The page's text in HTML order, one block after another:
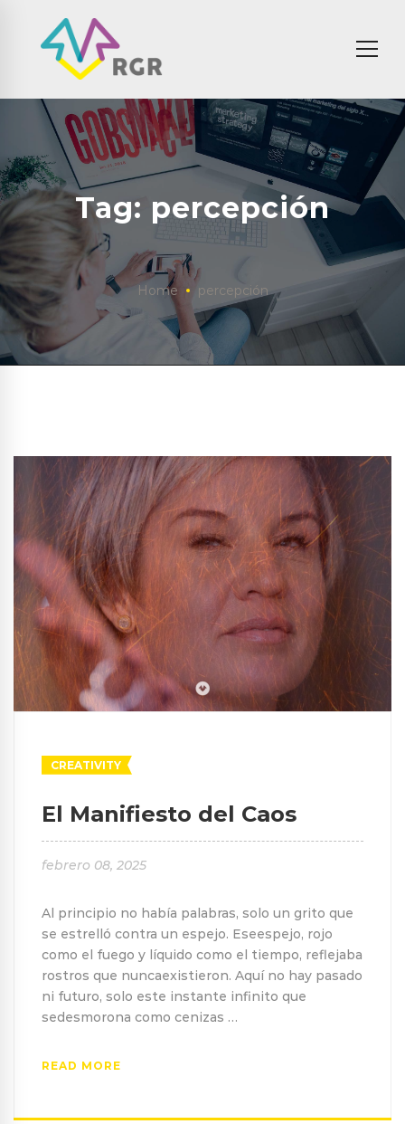
Tag: percepción
Home percepción
CREATIVITY
El Manifiesto del Caos
febrero 08, 2025
Al principio no había palabras, solo un grito que
se estrelló contra un espejo. Eseespejo, rojo
como el fuego y líquido como el tiempo, reflejaba
rostros que nuncaexistieron. Aquí no hay pasado
ni futuro, solo este instante infinito que
sedesmorona como cenizas …
READ MORE